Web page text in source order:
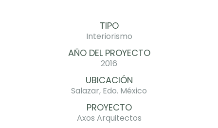
TIPO
Interiorismo
AÑO DEL PROYECTO
2016
UBICACIÓN
Salazar, Edo. México
PROYECTO
Axos Arquitectos